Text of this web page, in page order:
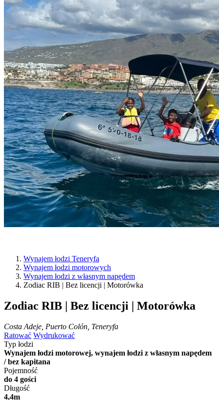
Wynajem łodzi Teneryfa
Wynajem łodzi motorowych
Wynajem łodzi z własnym napędem
Zodiac RIB | Bez licencji | Motorówka
Zodiac RIB | Bez licencji | Motorówka
Costa Adeje, Puerto Colón, Teneryfa
Ratować Wydrukować
Typ łodzi
Wynajem łodzi motorowej, wynajem łodzi z własnym napędem
/ bez kapitana
Pojemność
do 4 gości
Długość
4,4m